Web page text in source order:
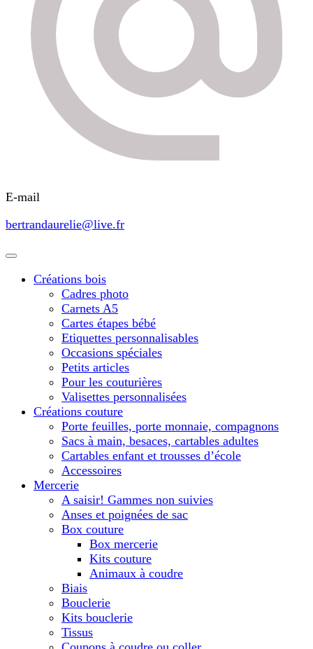
E-mail
bertrandaurelie@live.fr
Créations bois
Cadres photo
Carnets A5
Cartes étapes bébé
Etiquettes personnalisables
Occasions spéciales
Petits articles
Pour les couturières
Valisettes personnalisées
Créations couture
Porte feuilles, porte monnaie, compagnons
Sacs à main, besaces, cartables adultes
Cartables enfant et trousses d’école
Accessoires
Mercerie
A saisir! Gammes non suivies
Anses et poignées de sac
Box couture
Box mercerie
Kits couture
Animaux à coudre
Biais
Bouclerie
Kits bouclerie
Tissus